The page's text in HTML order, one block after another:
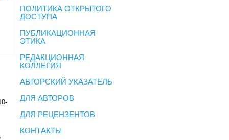
ПОЛИТИКА ОТКРЫТОГО
ДОСТУПА
ПУБЛИКАЦИОННАЯ
ЭТИКА
РЕДАКЦИОННАЯ
КОЛЛЕГИЯ
АВТОРСКИЙ УКАЗАТЕЛЬ
ДЛЯ АВТОРОВ
ДЛЯ РЕЦЕНЗЕНТОВ
КОНТАКТЫ